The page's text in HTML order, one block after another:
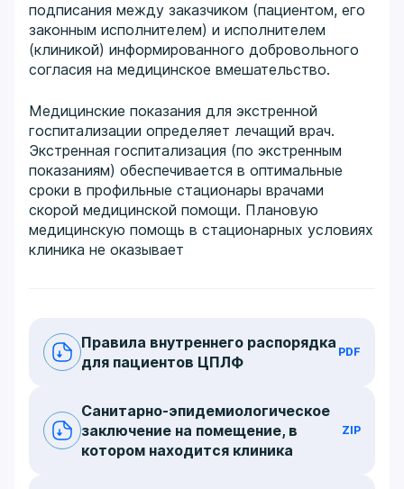
подписания между заказчиком (пациентом, его
законным исполнителем) и исполнителем
(клиникой) информированного добровольного
согласия на медицинское вмешательство.
Медицинские показания для экстренной
госпитализации определяет лечащий врач.
Экстренная госпитализация (по экстренным
показаниям) обеспечивается в оптимальные
сроки в профильные стационары врачами
скорой медицинской помощи. Плановую
медицинскую помощь в стационарных условиях
клиника не оказывает
Правила внутреннего распорядка
для пациентов ЦПЛФ
PDF
Санитарно-эпидемиологическое
заключение на помещение, в
котором находится клиника
ZIP